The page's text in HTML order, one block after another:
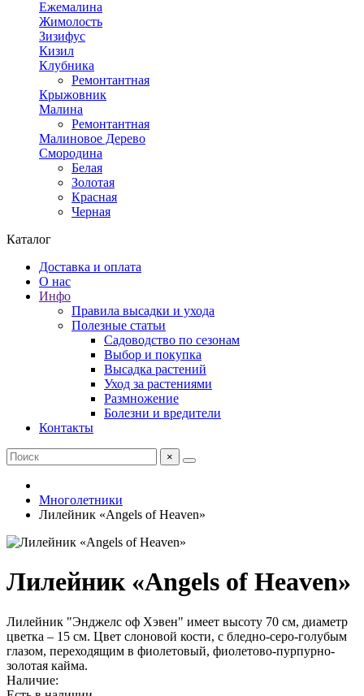
Ежемалина
Жимолость
Зизифус
Кизил
Клубника
Ремонтантная
Крыжовник
Малина
Ремонтантная
Малиновое Дерево
Смородина
Белая
Золотая
Красная
Черная
Каталог
Доставка и оплата
О нас
Инфо
Правила высадки и ухода
Полезные статьи
Садоводство по сезонам
Выбор и покупка
Высадка растений
Уход за растениями
Размножение
Болезни и вредители
Контакты
×
Многолетники
Лилейник «Angels of Heaven»
Лилейник «Angels of Heaven»
Лилейник "Энджелс оф Хэвен" имеет высоту 70 см, диаметр
цветка – 15 см. Цвет слоновой кости, с бледно-серо-голубым
глазом, переходящим в фиолетовый, фиолетово-пурпурно-
золотая кайма.
Наличие: